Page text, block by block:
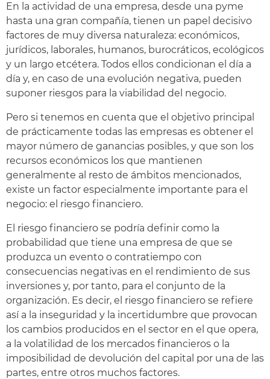
En la actividad de una empresa, desde una pyme
hasta una gran compañía, tienen un papel decisivo
factores de muy diversa naturaleza: económicos,
jurídicos, laborales, humanos, burocráticos, ecológicos
y un largo etcétera. Todos ellos condicionan el día a
día y, en caso de una evolución negativa, pueden
suponer riesgos para la viabilidad del negocio.
Pero si tenemos en cuenta que el objetivo principal
de prácticamente todas las empresas es obtener el
mayor número de ganancias posibles, y que son los
recursos económicos los que mantienen
generalmente al resto de ámbitos mencionados,
existe un factor especialmente importante para el
negocio: el riesgo financiero.
El riesgo financiero se podría definir como la
probabilidad que tiene una empresa de que se
produzca un evento o contratiempo con
consecuencias negativas en el rendimiento de sus
inversiones y, por tanto, para el conjunto de la
organización. Es decir, el riesgo financiero se refiere
así a la inseguridad y la incertidumbre que provocan
los cambios producidos en el sector en el que opera,
a la volatilidad de los mercados financieros o la
imposibilidad de devolución del capital por una de las
partes, entre otros muchos factores.